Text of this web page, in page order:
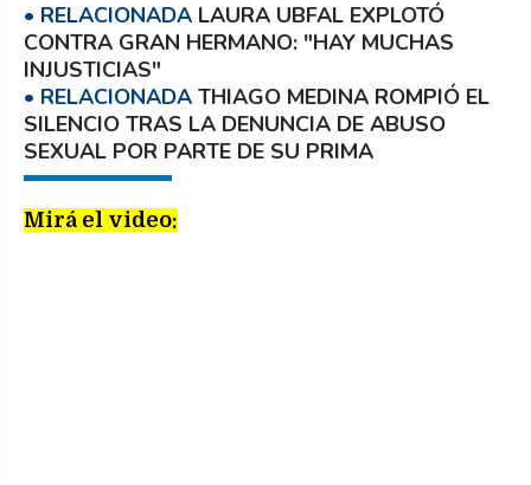
LAURA UBFAL EXPLOTÓ
CONTRA GRAN HERMANO: "HAY MUCHAS
INJUSTICIAS"
THIAGO MEDINA ROMPIÓ EL
SILENCIO TRAS LA DENUNCIA DE ABUSO
SEXUAL POR PARTE DE SU PRIMA
Mirá el video: